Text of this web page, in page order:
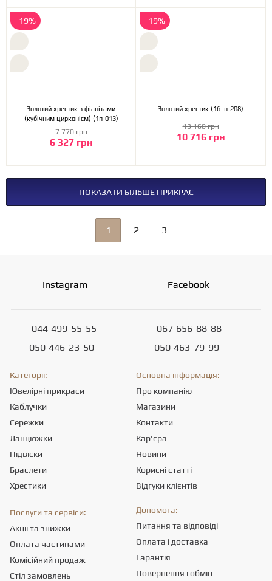
-19%
Золотий хрестик з фіанітами
(кубічним цирконієм) (1п-013)
6 327 грн
7 770 грн
-19%
Золотий хрестик (1б_п-208)
10 716 грн
13 160 грн
ПОКАЗАТИ БІЛЬШЕ ПРИКРАС
1 2 3
Instagram Facebook
044 499-55-55
050 446-23-50
067 656-88-88
050 463-79-99
Категорії:
Ювелірні прикраси
Каблучки
Сережки
Ланцюжки
Підвіски
Браслети
Хрестики
Основна інформація:
Про компанію
Магазини
Контакти
Кар'єра
Новини
Корисні статті
Відгуки клієнтів
Послуги та сервіси:
Акції та знижки
Оплата частинами
Комісійний продаж
Стіл замовлень
Допомога:
Питання та відповіді
Оплата і доставка
Гарантія
Повернення і обмін